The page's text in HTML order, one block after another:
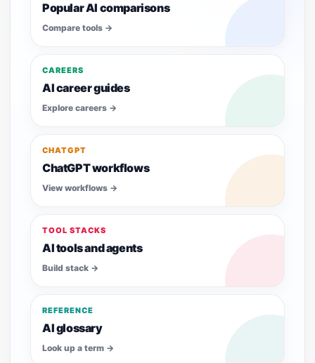
Popular AI comparisons
Compare tools →
CAREERS
AI career guides
Explore careers →
Explore careers
CHATGPT
ChatGPT workflows
View workflows →
View workflows
TOOL STACKS
AI tools and agents
Build stack →
Build stack
REFERENCE
AI glossary
Look up a term →
Look up a term